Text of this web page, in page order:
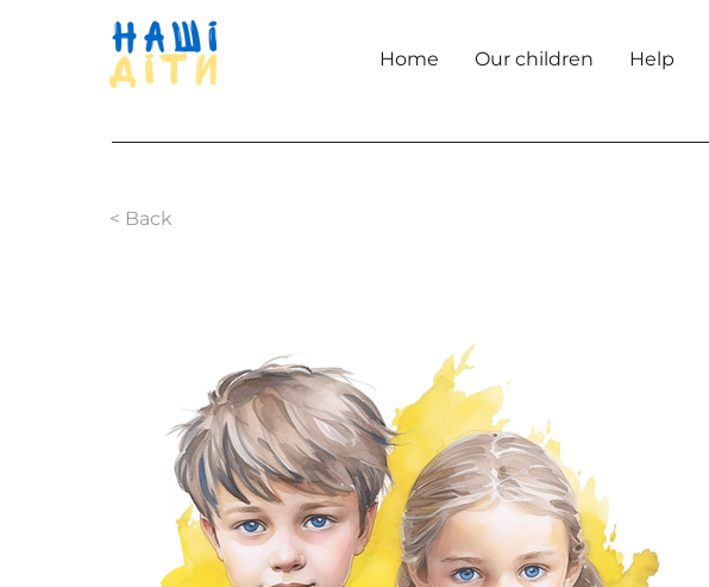
Home Our children Help
< Back